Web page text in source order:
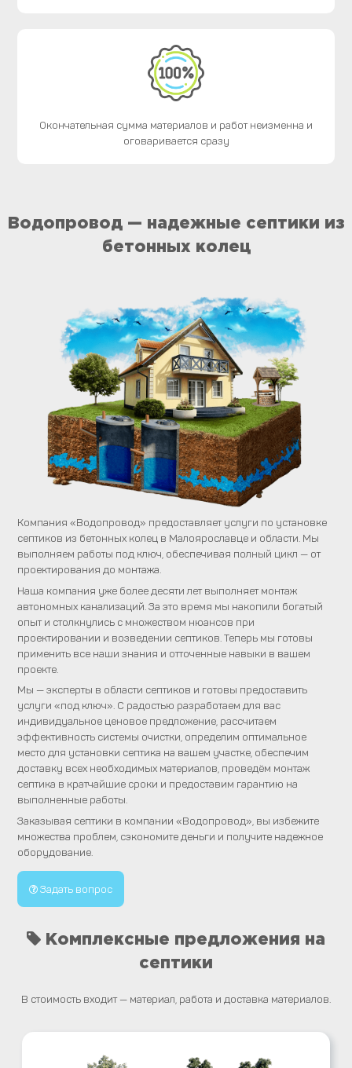
Окончательная сумма материалов и работ неизменна и
оговаривается сразу
Водопровод — надежные септики из
бетонных колец
Компания «Водопровод» предоставляет услуги по установке
септиков из бетонных колец в Малоярославце и области. Мы
выполняем работы под ключ, обеспечивая полный цикл — от
проектирования до монтажа.
Наша компания уже более десяти лет выполняет монтаж
автономных канализаций. За это время мы накопили богатый
опыт и столкнулись с множеством нюансов при
проектировании и возведении септиков. Теперь мы готовы
применить все наши знания и отточенные навыки в вашем
проекте.
Мы — эксперты в области септиков и готовы предоставить
услуги «под ключ». С радостью разработаем для вас
индивидуальное ценовое предложение, рассчитаем
эффективность системы очистки, определим оптимальное
место для установки септика на вашем участке, обеспечим
доставку всех необходимых материалов, проведём монтаж
септика в кратчайшие сроки и предоставим гарантию на
выполненные работы.
Заказывая септики в компании «Водопровод», вы избежите
множества проблем, сэкономите деньги и получите надежное
оборудование.
Задать вопрос
Комплексные предложения на
септики
В стоимость входит — материал, работа и доставка материалов.